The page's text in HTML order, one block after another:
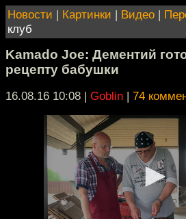
Новости | Картинки | Видео |
клуб
Kamado Joe: Дементий
рецепту бабушки
16.08.16 10:08 | Goblin | 74